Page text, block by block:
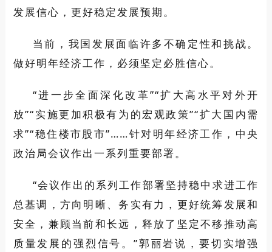
发展信心，更好稳定发展预期。
当前，我国发展面临许多不确定性和挑战。
做好明年经济工作，必须坚定必胜信心。
“进一步全面深化改革”“扩大高水平对外开
放”“实施更加积极有为的宏观政策”“扩大国内需
求”“稳住楼市股市”……针对明年经济工作，中央
政治局会议作出一系列重要部署。
“会议作出的系列工作部署坚持稳中求进工作
总基调，方向明晰、务实有力，更好统筹发展和
安全，兼顾当前和长远，释放了坚定不移推动高
质量发展的强烈信号。”郭丽岩说，要切实增强